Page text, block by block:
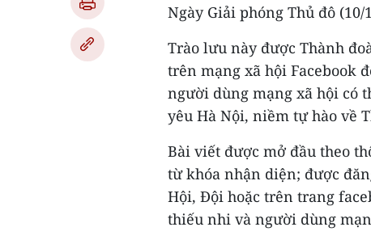
Ngày Giải phóng Thủ đô (10/
Trào lưu này được Thành
trên mạng xã hội Facebook
người dùng mạng xã hội có
yêu Hà Nội, niềm tự hào về
Bài viết được mở đầu theo
từ khóa nhận diện; được
Hội, Đội hoặc trên trang
thiếu nhi và người dùng